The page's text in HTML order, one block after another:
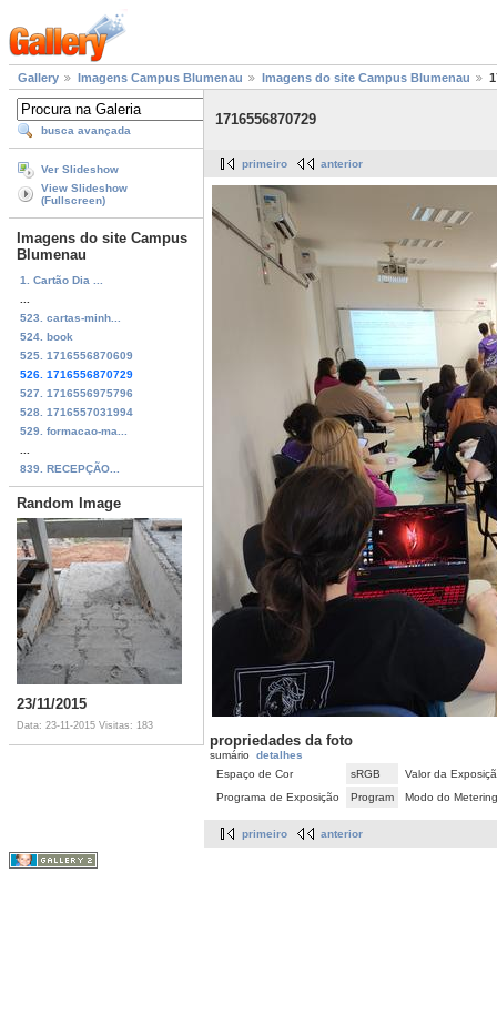
Gallery Imagens Campus Blumenau Imagens do site Campus Blumenau
busca avançada
Ver Slideshow
View Slideshow
(Fullscreen)
Imagens do site Campus
Blumenau
1. Cartão Dia ...
523. cartas-minh...
524. book
525. 1716556870609
526. 1716556870729
527. 1716556975796
528. 1716557031994
529. formacao-ma...
839. RECEPÇÃO...
Random Image
23/11/2015
Data: 23-11-2015 Visitas: 183
1716556870729
primeiro anterior
propriedades da foto
sumário detalhes
Espaço de Cor
sRGB
Valor da
Programa de Exposição
Program Modo do Metering
primeiro anterior